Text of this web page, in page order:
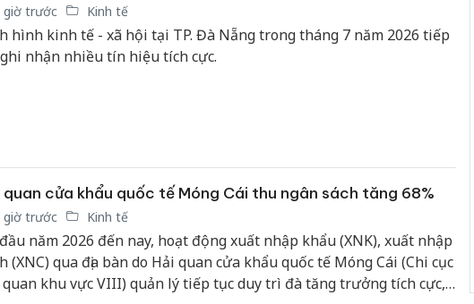
giờ trước Kinh tế
hình kinh tế - xã hội tại TP. Đà Nẵng trong tháng 7 năm 2026 tiếp
nhận nhiều tín hiệu tích cực.
quan cửa khẩu quốc tế Móng Cái thu ngân sách tăng 68%
giờ trước Kinh tế
năm 2026 đến nay, hoạt động xuất nhập khẩu (XNK), xuất nhập
(XNC) qua địa bàn do Hải quan cửa khẩu quốc tế Móng Cái (Chi cục
quan khu vực VIII) quản lý tiếp tục duy trì đà tăng trưởng tích cực,
kinh doanh
Thanh Hóa: Tìm bị
hại trong vụ án buôn
bán bình sữa